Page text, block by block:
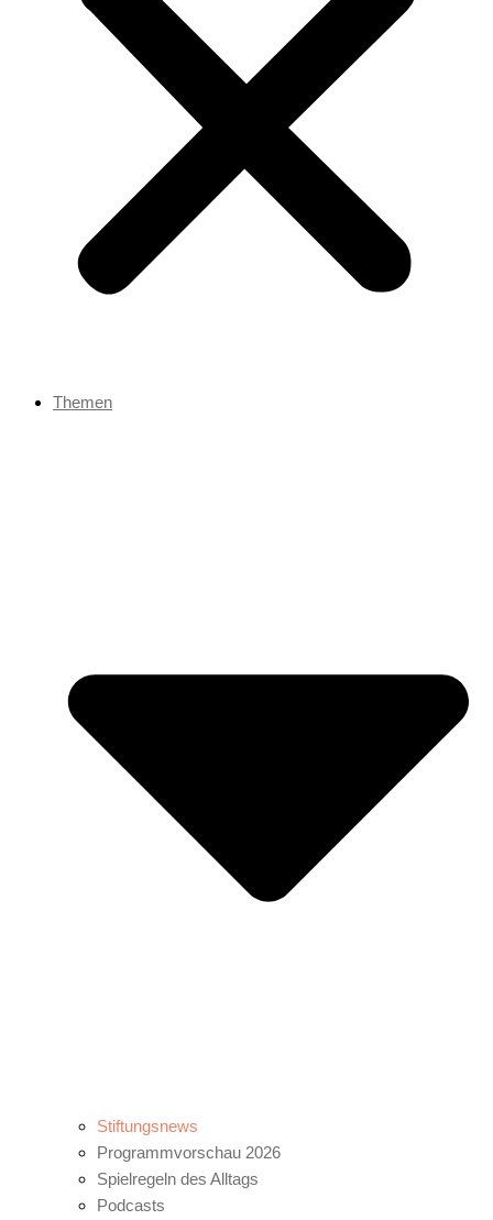
Themen
Stiftungsnews
Programmvorschau 2026
Spielregeln des Alltags
Podcasts